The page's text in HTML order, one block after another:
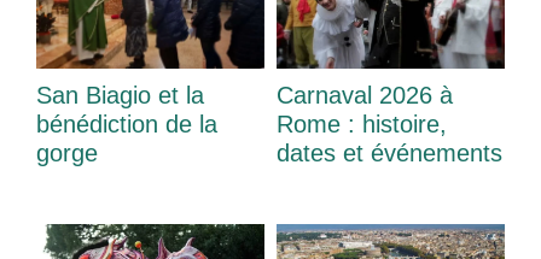
San Biagio et la
bénédiction de la
gorge
Carnaval 2026 à
Rome : histoire,
dates et événements